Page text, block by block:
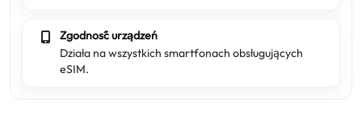
Zgodność urządzeń
Działa na wszystkich smartfonach obsługujących
eSIM.